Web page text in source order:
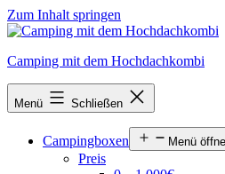
Zum Inhalt springen
Camping mit dem Hochdachkombi
Menü Schließen
Campingboxen Menü
Preis